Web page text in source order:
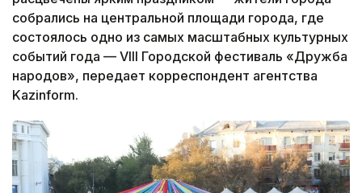
собрались на центральной площади города, где
состоялось одно из самых масштабных культурных
событий года — VIII Городской фестиваль «Дружба
народов», передает корреспондент агентства
Kazinform.